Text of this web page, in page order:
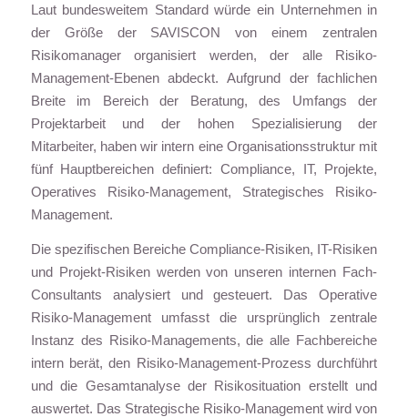
Laut bundesweitem Standard würde ein Unternehmen in
der Größe der SAVISCON von einem zentralen
Risikomanager organisiert werden, der alle Risiko-
Management-Ebenen abdeckt. Aufgrund der fachlichen
Breite im Bereich der Beratung, des Umfangs der
Projektarbeit und der hohen Spezialisierung der
Mitarbeiter, haben wir intern eine Organisationsstruktur mit
fünf Hauptbereichen definiert: Compliance, IT, Projekte,
Operatives Risiko-Management, Strategisches Risiko-
Management.
Die spezifischen Bereiche Compliance-Risiken, IT-Risiken
und Projekt-Risiken werden von unseren internen Fach-
Consultants analysiert und gesteuert. Das Operative
Risiko-Management umfasst die ursprünglich zentrale
Instanz des Risiko-Managements, die alle Fachbereiche
intern berät, den Risiko-Management-Prozess durchführt
und die Gesamtanalyse der Risikosituation erstellt und
auswertet. Das Strategische Risiko-Management wird von